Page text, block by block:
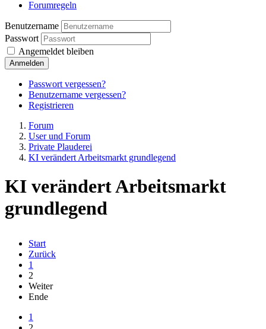
Forumregeln
Benutzername
Passwort
Angemeldet bleiben
Anmelden
Passwort vergessen?
Benutzername vergessen?
Registrieren
Forum
User und Forum
Private Plauderei
KI verändert Arbeitsmarkt grundlegend
KI verändert Arbeitsmarkt
grundlegend
Start
Zurück
1
2
Weiter
Ende
1